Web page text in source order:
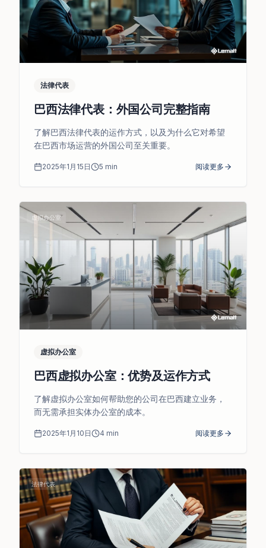
法律代表
巴西法律代表：外国公司完整指南
了解巴西法律代表的运作方式，以及为什么它对希望
在巴西市场运营的外国公司至关重要。
2025年1月15日 5 min 阅读更多
虚拟办公室
虚拟办公室
巴西虚拟办公室：优势及运作方式
了解虚拟办公室如何帮助您的公司在巴西建立业务，
而无需承担实体办公室的成本。
2025年1月10日 4 min 阅读更多
法律代表